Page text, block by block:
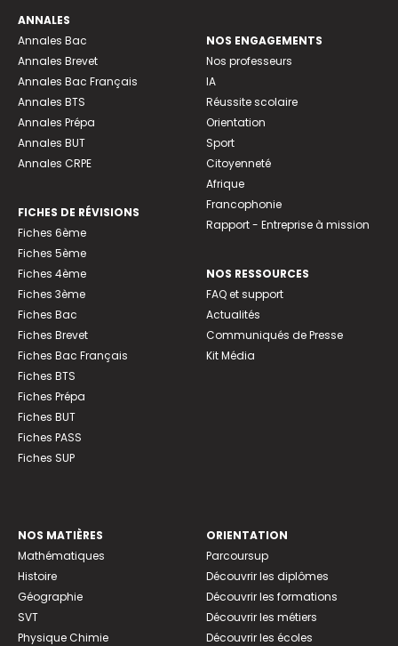
ANNALES
Annales Bac
Annales Brevet
Annales Bac Français
Annales BTS
Annales Prépa
Annales BUT
Annales CRPE
FICHES DE RÉVISIONS
Fiches 6ème
Fiches 5ème
Fiches 4ème
Fiches 3ème
Fiches Bac
Fiches Brevet
Fiches Bac Français
Fiches BTS
Fiches Prépa
Fiches BUT
Fiches PASS
Fiches SUP
NOS ENGAGEMENTS
Nos professeurs
IA
Réussite scolaire
Orientation
Sport
Citoyenneté
Afrique
Francophonie
Rapport - Entreprise à mission
NOS RESSOURCES
FAQ et support
Actualités
Communiqués de Presse
Kit Média
NOS MATIÈRES
Mathématiques
Histoire
Géographie
SVT
Physique Chimie
ORIENTATION
Parcoursup
Découvrir les diplômes
Découvrir les formations
Découvrir les métiers
Découvrir les écoles